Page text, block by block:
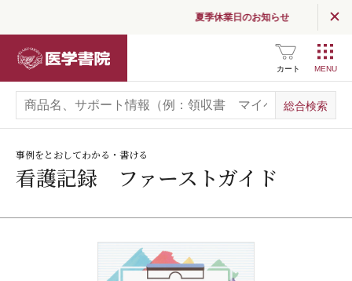
夏季休業日のお知らせ
カート
事例をとおしてわかる・書ける
看護記録 ファーストガイド